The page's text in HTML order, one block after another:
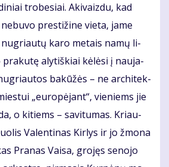
tro­be­siai. Aki­vaiz­du, kad
pres­ti­ži­ne vieta, ja­me
nu­griau­tų ka­ro me­tais na­mų li­
pra­ku­tę aly­tiš­kiai kė­lė­si į nau­ja­
ba­kū­žės – ne ar­chi­tek­
„eu­ro­pė­jant“, vie­niems jie
o ki­tiems – sa­vi­tu­mas. Kriau­
Va­len­ti­nas Kir­lys ir jo žmo­na
Pra­nas Vai­sa, gro­jęs se­no­jo